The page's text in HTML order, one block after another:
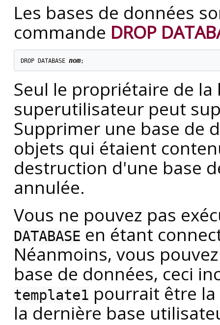
Les bases de données
commande DROP
DROP DATABASE nom;
Seul le propriétaire de
superutilisateur peut
Supprimer une base de
objets qui étaient
destruction d'une base
annulée.
Vous ne pouvez pas
DATABASE en étant
Néanmoins, vous
base de données, ceci
template1 pourrait être
la dernière base